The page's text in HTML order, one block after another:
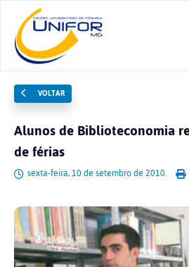
VOLTAR
Alunos de Biblioteconomia
de férias
sexta-feira, 10 de setembro de 2010.